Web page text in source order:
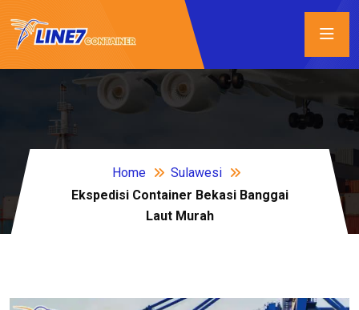
Home
Sulawesi
Ekspedisi Container Bekasi Banggai
Laut Murah